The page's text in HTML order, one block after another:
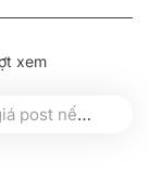
xem
Để lại đánh giá post nếu bạn thấy hữu ích nhé